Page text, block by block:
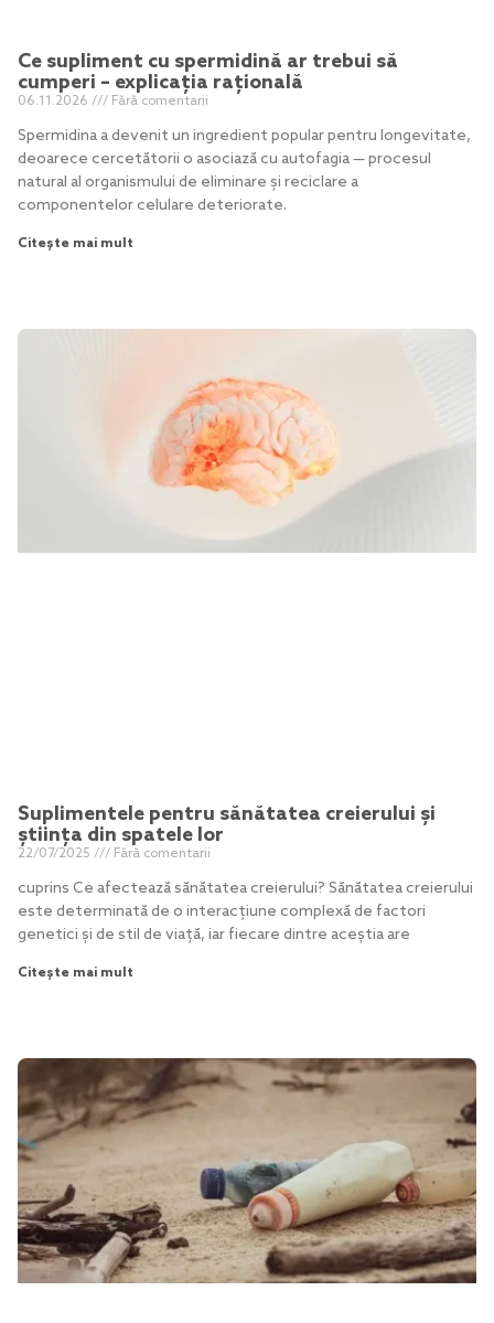
Ce supliment cu spermidină ar trebui să
cumperi – explicația rațională
06.11.2026 Fără comentarii
Spermidina a devenit un ingredient popular pentru longevitate,
deoarece cercetătorii o asociază cu autofagia — procesul
natural al organismului de eliminare și reciclare a
componentelor celulare deteriorate.
Citește mai mult
Suplimentele pentru sănătatea creierului și
știința din spatele lor
22/07/2025 Fără comentarii
cuprins Ce afectează sănătatea creierului? Sănătatea creierului
este determinată de o interacțiune complexă de factori
genetici și de stil de viață, iar fiecare dintre aceștia are
Citește mai mult